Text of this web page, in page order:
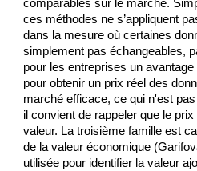
comparables sur le marché.
ces méthodes ne s’appliquent
dans la mesure où certaines
simplement pas échangeables,
pour les entreprises un
pour obtenir un prix réel des
marché efficace, ce qui n'est
il convient de rappeler que le
valeur. La troisième famille est
de la valeur économique
utilisée pour identifier la valeur